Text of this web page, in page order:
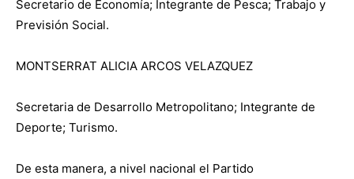
Secretario de Economía; Integrante de Pesca; Trabajo y
Previsión Social.
MONTSERRAT ALICIA ARCOS VELAZQUEZ
Secretaria de Desarrollo Metropolitano; Integrante de
Deporte; Turismo.
De esta manera, a nivel nacional el Partido